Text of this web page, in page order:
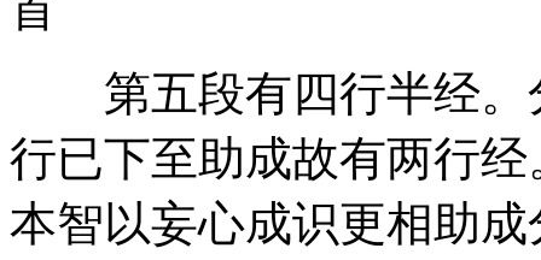
第五段有四行半经。
行已下至助成故有两行
本智以妄心成识更相助